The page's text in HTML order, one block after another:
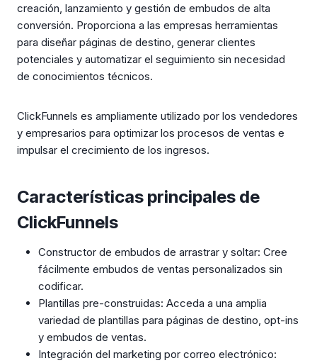
creación, lanzamiento y gestión de embudos de alta
conversión. Proporciona a las empresas herramientas
para diseñar páginas de destino, generar clientes
potenciales y automatizar el seguimiento sin necesidad
de conocimientos técnicos.
ClickFunnels es ampliamente utilizado por los vendedores
y empresarios para optimizar los procesos de ventas e
impulsar el crecimiento de los ingresos.
Características principales de
ClickFunnels
Constructor de embudos de arrastrar y soltar: Cree
fácilmente embudos de ventas personalizados sin
codificar.
Plantillas pre-construidas: Acceda a una amplia
variedad de plantillas para páginas de destino, opt-ins
y embudos de ventas.
Integración del marketing por correo electrónico: